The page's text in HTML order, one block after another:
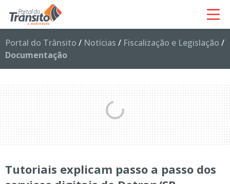
Portal do Trânsito / Notícias / Fiscalização e Legislação /
Documentação
Tutoriais explicam passo a passo dos